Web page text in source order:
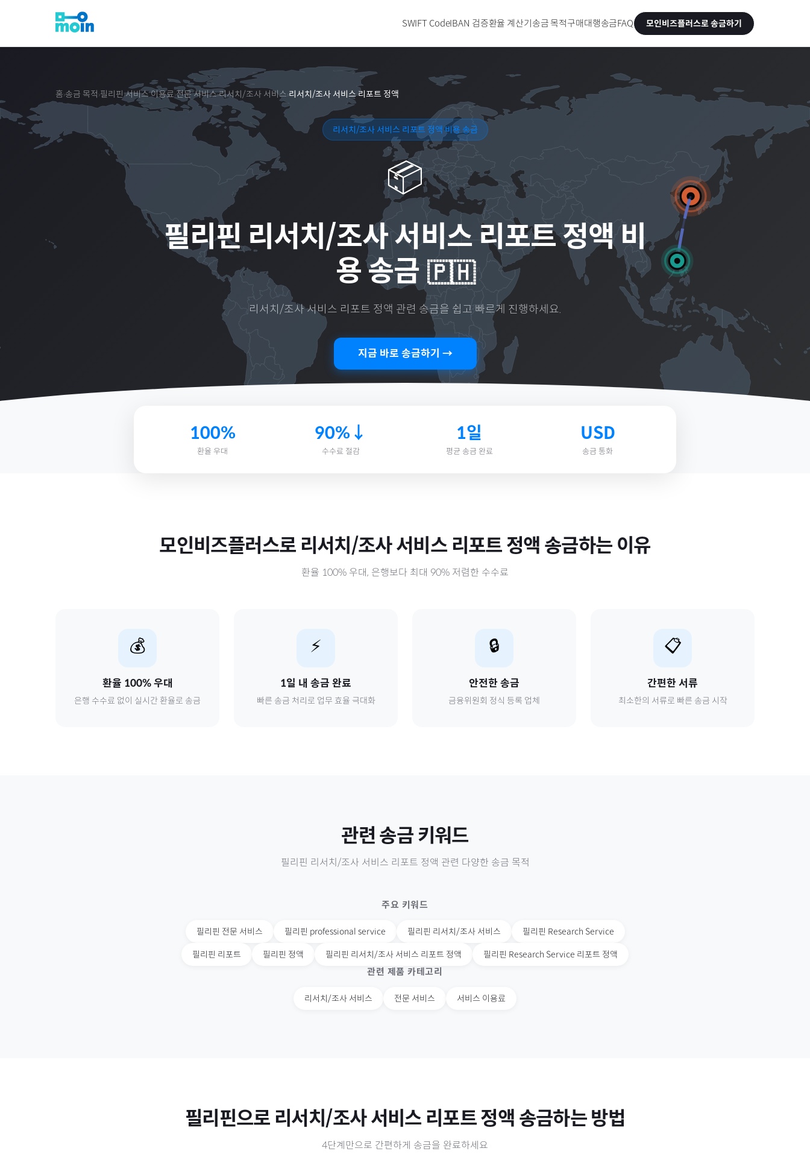
SWIFT CodeIBAN 검증환율 계산기송금 목적구매대행송금FAQ 모인비즈플러스로 송금하기
홈›송금 목적 ›필리핀›서비스 이용료›전문 서비스›리서치/조사 서비스›리서치/조사 서비스 리포트 정액
리서치/조사 서비스 리포트 정액 비용 송금
📦
필리핀 리서치/조사 서비스 리포트 정액 비
용 송금 🇵🇭
리서치/조사 서비스 리포트 정액 관련 송금을 쉽고 빠르게 진행하세요.
지금 바로 송금하기 →
100%
환율 우대
90%↓
수수료 절감
1일
평균 송금 완료
USD
송금 통화
모인비즈플러스로 리서치/조사 서비스 리포트 정액 송금하는 이유
환율 100% 우대, 은행보다 최대 90% 저렴한 수수료
💰
환율 100% 우대
은행 수수료 없이 실시간 환율로 송금
⚡
1일 내 송금 완료
빠른 송금 처리로 업무 효율 극대화
🔒
안전한 송금
금융위원회 정식 등록 업체
📋
간편한 서류
최소한의 서류로 빠른 송금 시작
관련 송금 키워드
필리핀 리서치/조사 서비스 리포트 정액 관련 다양한 송금 목적
주요 키워드
필리핀 전문 서비스 필리핀 professional service 필리핀 리서치/조사 서비스 필리핀 Research Service
필리핀 리포트 필리핀 정액 필리핀 리서치/조사 서비스 리포트 정액 필리핀 Research Service 리포트 정액
관련 제품 카테고리
리서치/조사 서비스 전문 서비스 서비스 이용료
필리핀으로 리서치/조사 서비스 리포트 정액 송금하는 방법
4단계만으로 간편하게 송금을 완료하세요